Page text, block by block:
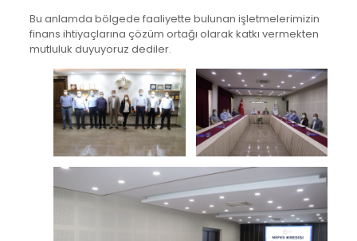
Bu anlamda bölgede faaliyette bulunan işletmelerimizin
finans ihtiyaçlarına çözüm ortağı olarak katkı vermekten
mutluluk duyuyoruz dediler.